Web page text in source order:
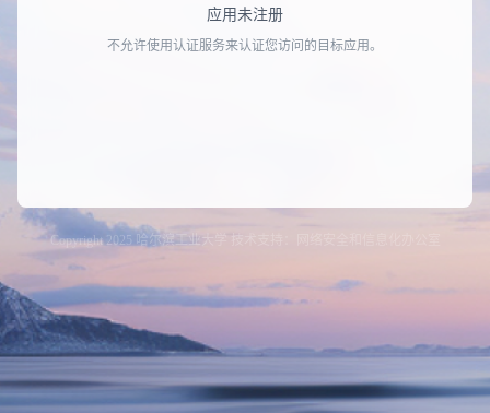
应用未注册
不允许使用认证服务来认证您访问的目标应用。
Copyright 2025 哈尔滨工业大学 技术支持：网络安全和信息化办公室